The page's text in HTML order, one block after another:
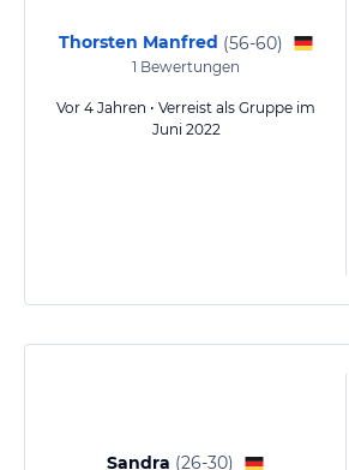
Thorsten Manfred (56-60)
1 Bewertungen
Vor 4 Jahren • Verreist als Gruppe im
Juni 2022
Sandra (26-30)